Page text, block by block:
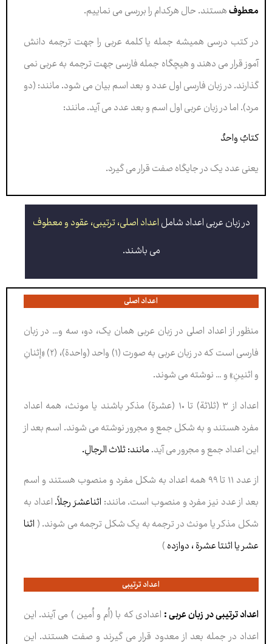
معطوفهستند. حال هرکدام را بررسی می نماییم.
در کتب درسی همیشه جمله یا کلمه عربی را جهت ترجمه دانش
آموز قرار می دهند و هیچگاه جمله فارسی جهت ترجمه به عربی نمی
گذارند. در زبان فارسی اول عدد و بعد اسم بیان می شود. مانند: (دو
مرد). اما در زبان عربی اول اسم و بعد عدد می آید. مانند:
کتابٌ واحدٌ
یعنی عدد یک در جایگاه صفت قرار می گیرد.
در زبان عربی اعداد شاملاعداد اصلی، ترتیبی، عقود و معطوف
می باشند.
اعداد اصلی
منظور از اعداد اصلی در زبان عربی همان یک، دو، سه و… در زبان
فارسی است که در زبان عربی به صورت (۱) واحد (واحدة)، (۲) «إثنانِ
و اثنینِ» و … نوشته می شوند.
اعداد از ۳ (ثلاثة) تا ۱۰ (عشرة) مذکر باشند یا مونث، همه اعداد
مفرد هستند و به شکل جمع و مجرور نوشته می شوند. اسم بعد از
این اعداد جمع و مجرور می آید.مانند: ثلاث الرجالِ.
از عدد ۱۱ تا ۹۹ همه اعداد به شکل مفرد و منصوب هستند و اسم
بعد از عدد نیز مفرد و منصوب است. مانند:اثناعشرَ رجلاً.اعداد به
شکل مذکر یا مونث در ترجمه به یک شکل ترجمه می شوند. (اثنا
عشر یا اثنتا عشرة ، دوازده)
اعداد ترتیبی
اعداد ترتیبی در زبان عربی :اعدادی که با (اُم و اُمین ) می آیند. این
اعداد در جمله بعد از معدود قرار می گیرند و صفت هستند. این